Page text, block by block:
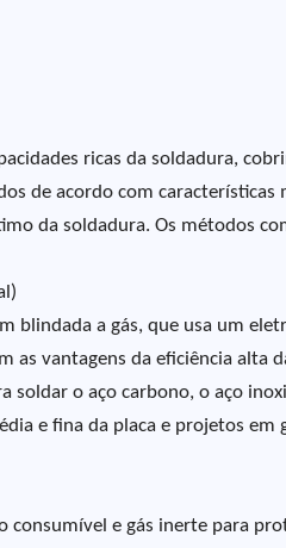
ricas da soldadura,
de acordo com características
da soldadura. Os métodos
blindada a gás, que usa um
as vantagens da eficiência alta
soldar o aço carbono, o aço
e fina da placa e projetos em
e gás inerte para